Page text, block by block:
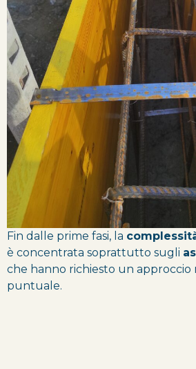
Fin dalle prime fasi, la
è concentrata soprattutto sugli
che hanno richiesto un approccio
puntuale.